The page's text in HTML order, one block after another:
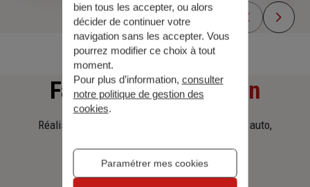
Faitesune simulation
Réalisez une simulation tarifaire d'assurance, auto,
bien tous les accepter, ou alors
décider de continuer votre
navigation sans les accepter. Vous
pourrez modifier ce choix à tout
moment.
Pour plus d’information, consulter
notre politique de gestion des
cookies.
Paramétrer mes cookies